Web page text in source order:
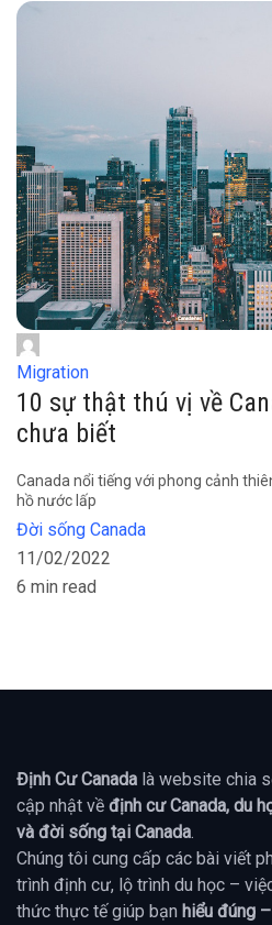
Migration
10 sự thật thú vị về
chưa biết
Canada nổi tiếng với phong cảnh
hồ nước lấp
Đời sống Canada
11/02/2022
6 min read
Định Cư Canada là website chia
cập nhật về định cư Canada, du
và đời sống tại Canada
Chúng tôi cung cấp các bài viết
trình định cư, lộ trình du học –
thức thực tế giúp bạn hiểu đúng